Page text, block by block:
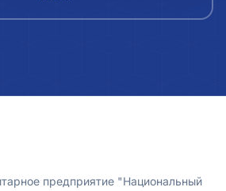
предприятие "Национальный